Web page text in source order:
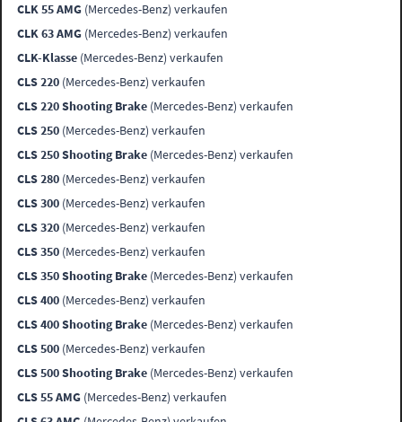
CLK 55 AMG (Mercedes-Benz) verkaufen
CLK 63 AMG (Mercedes-Benz) verkaufen
CLK-Klasse (Mercedes-Benz) verkaufen
CLS 220 (Mercedes-Benz) verkaufen
CLS 220 Shooting Brake (Mercedes-Benz) verkaufen
CLS 250 (Mercedes-Benz) verkaufen
CLS 250 Shooting Brake (Mercedes-Benz) verkaufen
CLS 280 (Mercedes-Benz) verkaufen
CLS 300 (Mercedes-Benz) verkaufen
CLS 320 (Mercedes-Benz) verkaufen
CLS 350 (Mercedes-Benz) verkaufen
CLS 350 Shooting Brake (Mercedes-Benz) verkaufen
CLS 400 (Mercedes-Benz) verkaufen
CLS 400 Shooting Brake (Mercedes-Benz) verkaufen
CLS 500 (Mercedes-Benz) verkaufen
CLS 500 Shooting Brake (Mercedes-Benz) verkaufen
CLS 55 AMG (Mercedes-Benz) verkaufen